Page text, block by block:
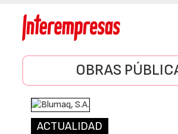
OBRAS
ACTUALIDAD